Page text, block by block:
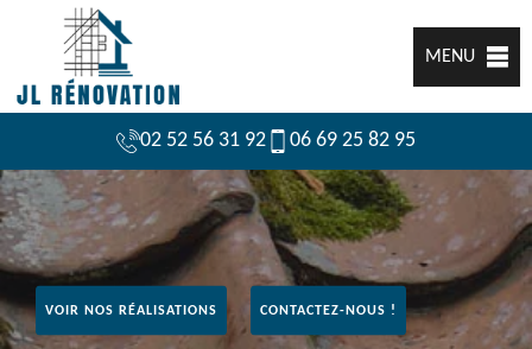
MENU
02 52 56 31 92 06 69 25 82 95
VOIR NOS RÉALISATIONS CONTACTEZ-NOUS !